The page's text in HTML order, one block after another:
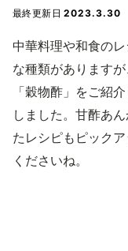
最終更新日2023.3.30
中華料理や和食の
な種類があります
「穀物酢」をご紹
しました。甘酢あ
たレシピもピック
くださいね。